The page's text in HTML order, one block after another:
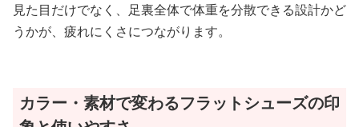
見た目だけでなく、足裏全体で体重を分散できる設計かど
うかが、疲れにくさにつながります。
カラー・素材で変わるフラットシューズの印